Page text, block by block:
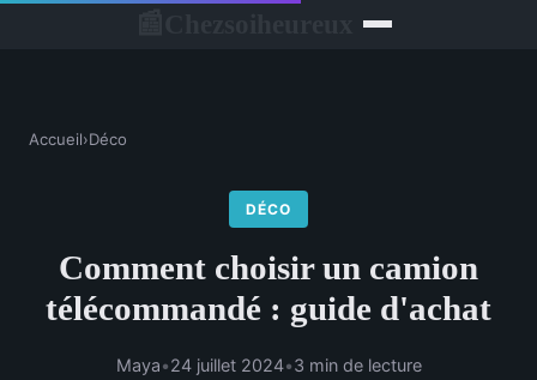
Accueil›Déco
DÉCO
Comment choisir un camion
télécommandé : guide d'achat
Maya•24 juillet 2024•3 min de lecture